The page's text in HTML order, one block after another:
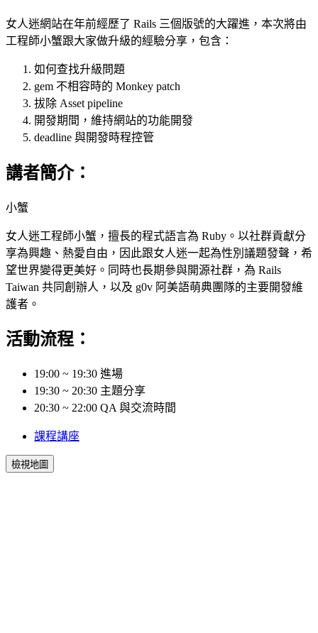
女人迷網站在年前經歷了 Rails 三個版號的大躍進，本次將由
工程師小蟹跟大家做升級的經驗分享，包含：
如何查找升級問題
gem 不相容時的 Monkey patch
拔除 Asset pipeline
開發期間，維持網站的功能開發
deadline 與開發時程控管
講者簡介：
小蟹
女人迷工程師小蟹，擅長的程式語言為 Ruby。以社群貢獻分
享為興趣、熱愛自由，因此跟女人迷一起為性別議題發聲，希
望世界變得更美好。同時也長期參與開源社群，為 Rails
Taiwan 共同創辦人，以及 g0v 阿美語萌典團隊的主要開發維
護者。
活動流程：
19:00 ~ 19:30 進場
19:30 ~ 20:30 主題分享
20:30 ~ 22:00 QA 與交流時間
課程講座
檢視地圖